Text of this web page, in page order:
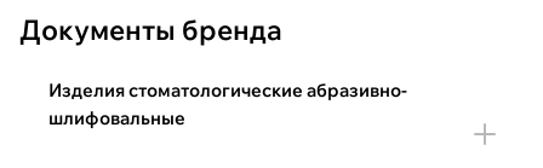
Документы бренда
Изделия стоматологические абразивно-
шлифовальные